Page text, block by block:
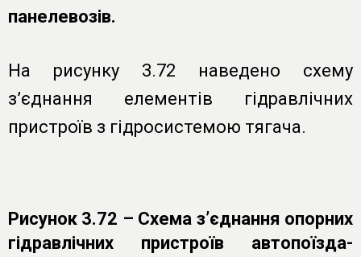
панелевозів.
На рисунку 3.72 наведено схему
з’єднання елементів гідравлічних
пристроїв з гідросистемою тягача.
Рисунок 3.72 – Схема з’єднання опорних
гідравлічних пристроїв автопоїзда-